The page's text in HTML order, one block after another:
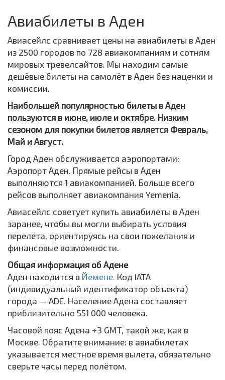
Авиабилеты в Аден
Авиасейлс сравнивает цены на авиабилеты в Аден
из 2500 городов по 728 авиакомпаниям и сотням
мировых тревелсайтов. Мы находим самые
дешёвые билеты на самолёт в Аден без наценки и
комиссии.
Наибольшей популярностью билеты в Аден
пользуются в июне, июле и октябре. Низким
сезоном для покупки билетов является Февраль,
Май и Август.
Город Аден обслуживается аэропортами:
Аэропорт Аден. Прямые рейсы в Аден
выполняются 1 авиакомпанией. Больше всего
рейсов выполняет авиакомпания Yemenia.
Авиасейлс советует купить авиабилеты в Аден
заранее, чтобы вы могли выбирать условия
перелёта, ориентируясь на свои пожелания и
финансовые возможности.
Общая информация об Адене
Аден находится в Йемене. Код IATA
(индивидуальный идентификатор объекта)
города — ADE. Население Адена составляет
приблизительно 551 000 человека.
Часовой пояс Адена +3 GMT, такой же, как в
Москве. Обратите внимание: в авиабилетах
указывается местное время вылета, обязательно
сверьте часы перед полётом.